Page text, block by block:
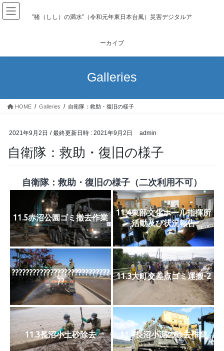
コ
ン
へ
プ
ナ
ビ
ョ
動
”猪（しし）の満水”（令和元年東日本台風）災害デジタルア
ーカイブ
Galleries
HOME Galleries 自衛隊：救助・復旧の様子
2021年9月2日 / 最終更新日時 : 2021年9月2日 admin
自衛隊：救助・復旧の様子
自衛隊：救助・復旧の様子（二次利用不可）
11.5赤沼公園ゴミ撤去作業
11.4東部文化ホール指揮所
活動及び状況報告
????????????????????????????
??
11.3大町交差点ゴミ運搬-2
11.3長沼小土砂除去 11.4長沼小泥の除去作業